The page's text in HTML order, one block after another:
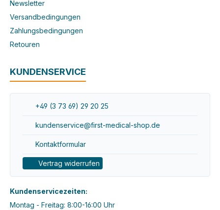
Newsletter
Versandbedingungen
Zahlungsbedingungen
Retouren
KUNDENSERVICE
+49 (3 73 69) 29 20 25
kundenservice@first-medical-shop.de
Kontaktformular
Vertrag widerrufen
Kundenservicezeiten:
Montag - Freitag: 8:00-16:00 Uhr